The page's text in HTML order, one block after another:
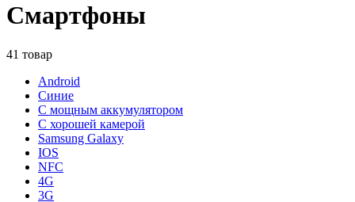
Смартфоны
41 товар
Android
Синие
С мощным аккумулятором
С хорошей камерой
Samsung Galaxy
IOS
NFC
4G
3G